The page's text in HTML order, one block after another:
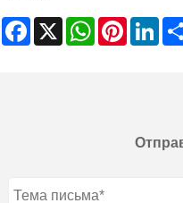
Facebook
X WhatsAppPinterest